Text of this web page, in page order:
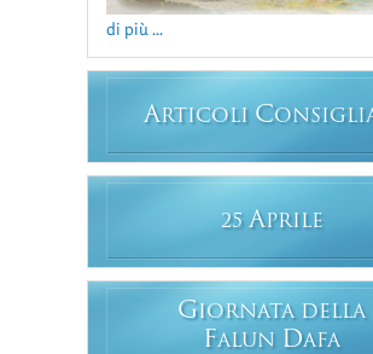
di più ...
ARTICOLI C
25 APRILE
GIORNATA DELLA
FALUN DAFA